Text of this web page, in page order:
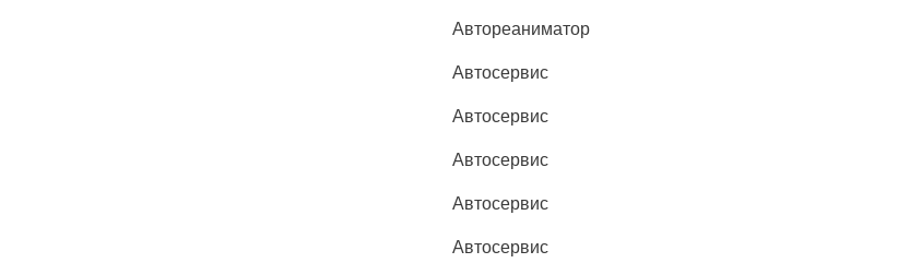
Автореаниматор
Автосервис
Автосервис
Автосервис
Автосервис
Автосервис